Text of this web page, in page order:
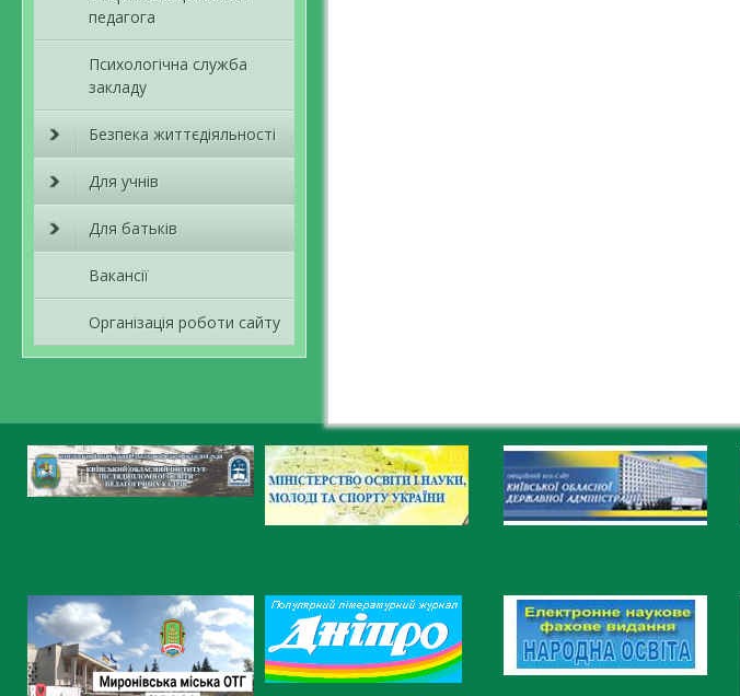
педагога
Психологічна служба
закладу
Безпека життєдіяльності
Для учнів
Для батьків
Вакансії
Організація роботи сайту